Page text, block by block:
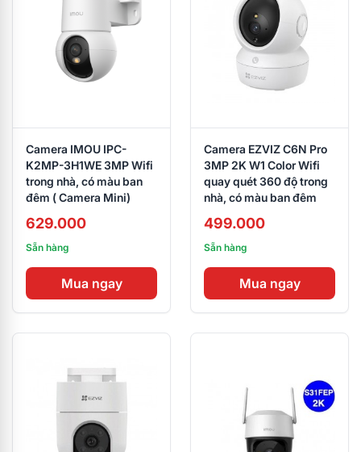
Camera IMOU IPC-
K2MP-3H1WE 3MP Wifi
trong nhà, có màu ban
đêm ( Camera Mini)
629.000
Sẵn hàng
Mua ngay
Camera EZVIZ C6N Pro
3MP 2K W1 Color Wifi
quay quét 360 độ trong
nhà, có màu ban đêm
499.000
Sẵn hàng
Mua ngay